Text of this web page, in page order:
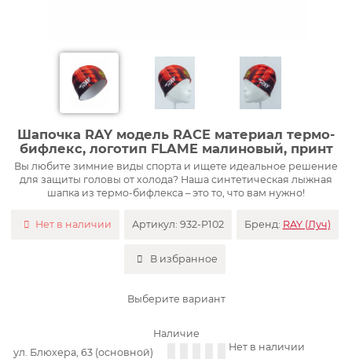
Шапочка RAY модель RACE материал термо-
бифлекс, логотип FLAME малиновый, принт
Вы любите зимние виды спорта и ищете идеальное решение
для защиты головы от холода? Наша синтетическая лыжная
шапка из термо-бифлекса – это то, что вам нужно!
Нет в наличии Артикул: 932-P102 Бренд: RAY (Луч)
В избранное
Выберите вариант
Наличие
ул. Блюхера, 63 (основной)
Нет в наличии